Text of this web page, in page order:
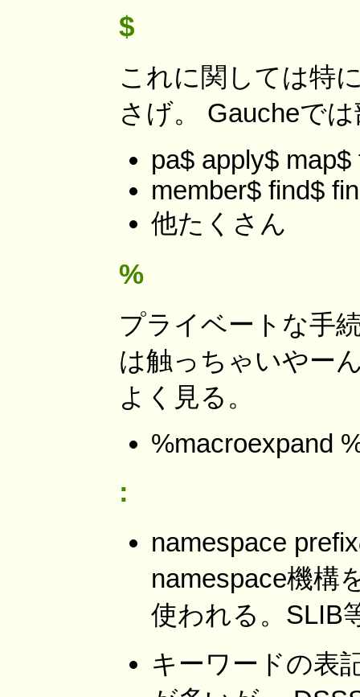
$
これに関しては特
さげ。 Gaucheで
pa$ apply$
member$ find$
他たくさん
%
プライベートな手
は触っちゃいやー
よく見る。
%macroexpand
:
namespace
namespace機構
使われる。SLIB
キーワードの表